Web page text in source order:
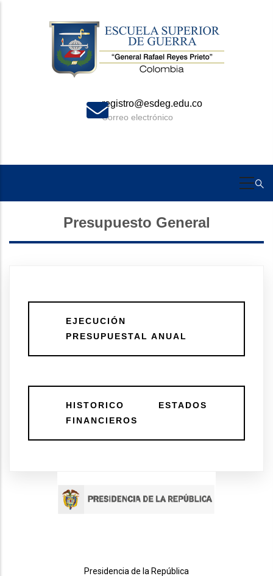
registro@esdeg.edu.co
Correo electrónico
Presupuesto General
EJECUCIÓN
PRESUPUESTAL ANUAL
HISTORICO ESTADOS
FINANCIEROS
Presidencia de la República